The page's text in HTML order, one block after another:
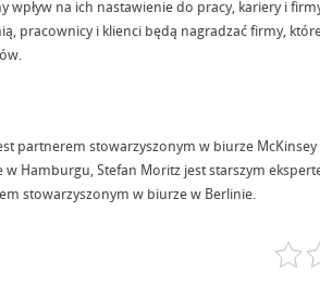
wpływ na ich nastawienie do pracy, kariery i
pracownicy i klienci będą nagradzać firmy,
partnerem stowarzyszonym w biurze
Hamburgu, Stefan Moritz jest starszym
stowarzyszonym w biurze w Berlinie.